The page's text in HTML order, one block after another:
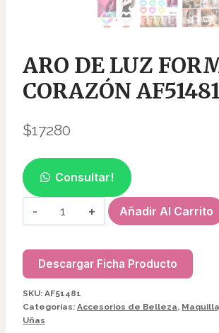
ARO DE LUZ
CORAZÓN AF51481
$17280
Consultar!
ARO
DE
FORMA
CORAZÓN
AF51481
Añadir Al Carrito
Descargar Ficha Producto
SKU: AF51481
Categorías: Accesorios de Belleza,
Uñas